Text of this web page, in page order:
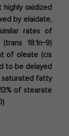
oxidized
by elaidate,
rates of
18:1n−9)
of oleate (cis
to be delayed
saturated fatty
of stearate